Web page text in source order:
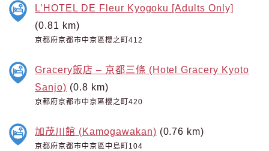
L’HOTEL DE Fleur Kyogoku [Adults Only]
(0.81 km)
京都府京都市中京區櫻之町412
Gracery飯店 – 京都三條 (Hotel Gracery Kyoto
Sanjo) (0.8 km)
京都府京都市中京區櫻之町420
加茂川館 (Kamogawakan) (0.76 km)
京都府京都市中京區中島町104